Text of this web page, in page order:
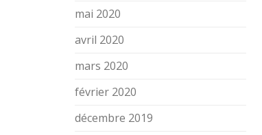
mai 2020
avril 2020
mars 2020
février 2020
décembre 2019